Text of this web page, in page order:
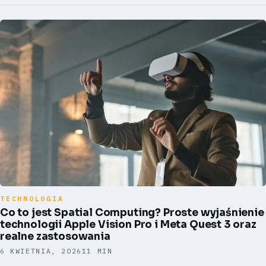
TECHNOLOGIA
Co to jest Spatial Computing? Proste wyjaśnienie
technologii Apple Vision Pro i Meta Quest 3 oraz
realne zastosowania
6 KWIETNIA, 2026 11 MIN